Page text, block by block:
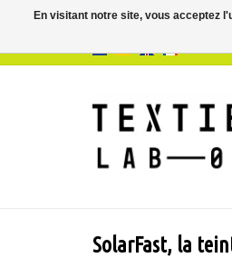
SolarFast, la
En visitant notre site, vous acceptez